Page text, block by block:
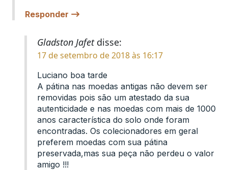
Responder
Gladston Jafet disse:
17 de setembro de 2018 às 16:17
Luciano boa tarde
A pátina nas moedas antigas não devem ser
removidas pois são um atestado da sua
autenticidade e nas moedas com mais de 1000
anos característica do solo onde foram
encontradas. Os colecionadores em geral
preferem moedas com sua pátina
preservada,mas sua peça não perdeu o valor
amigo !!!